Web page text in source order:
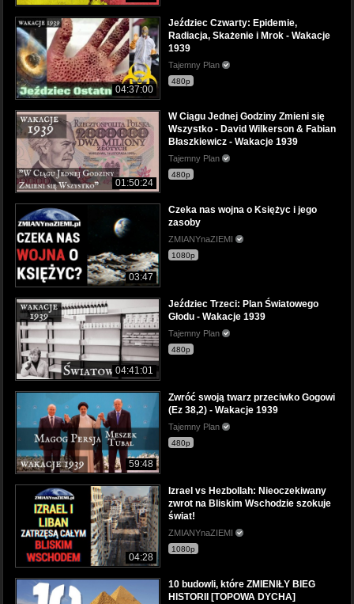
04:37:00
Jeździec Czwarty: Epidemie,
Radiacja, Skażenie i Mrok - Wakacje
1939
Tajemny Plan
480p
01:50:24
W Ciągu Jednej Godziny Zmieni się
Wszystko - David Wilkerson & Fabian
Błaszkiewicz - Wakacje 1939
Tajemny Plan
480p
03:47
Czeka nas wojna o Księżyc i jego
zasoby
ZMIANYnaZIEMI
1080p
04:41:01
Jeździec Trzeci: Plan Światowego
Głodu - Wakacje 1939
Tajemny Plan
480p
59:48
Zwróć swoją twarz przeciwko Gogowi
(Ez 38,2) - Wakacje 1939
Tajemny Plan
480p
04:28
Izrael vs Hezbollah: Nieoczekiwany
zwrot na Bliskim Wschodzie szokuje
świat!
ZMIANYnaZIEMI
1080p
10 budowli, które ZMIENIŁY BIEG
HISTORII [TOPOWA DYCHA]